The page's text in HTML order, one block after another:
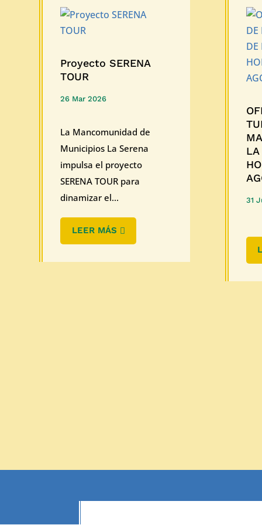
Proyecto SERENA
TOUR
26 Mar 2026
La Mancomunidad de
Municipios La Serena
impulsa el proyecto
SERENA TOUR para
dinamizar el...
LEER MÁS
LA
31